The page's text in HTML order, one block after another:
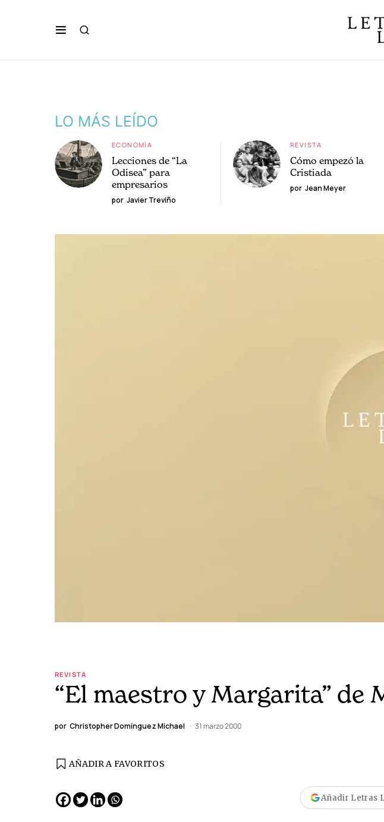
LO MÁS LEÍDO
ECONOMÍA
Lecciones de “La
Odisea” para
empresarios
por Javier Treviño
REVISTA
Cómo empezó la
Cristiada
por Jean Meyer
REVISTA
“El maestro y Margarita” de
por Christopher Domínguez Michael 31 marzo 2000
AÑADIR A FAVORITOS
Añadir Letras